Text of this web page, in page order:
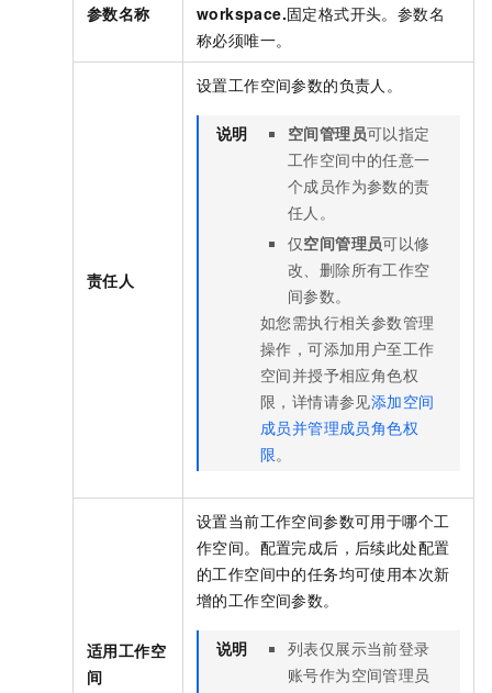
参数名称
workspace.固定格式开头。参数名
称必须唯一。
责任人
设置工作空间参数的负责人。
说明 空间管理员可以指定
工作空间中的任意一
个成员作为参数的责
任人。
仅空间管理员可以修
改、删除所有工作空
间参数。
如您需执行相关参数管理
操作，可添加用户至工作
空间并授予相应角色权
限，详情请参见添加空间
成员并管理成员角色权
限。
适用工作空
间
设置当前工作空间参数可用于哪个工
作空间。配置完成后，后续此处配置
的工作空间中的任务均可使用本次新
增的工作空间参数。
说明
列表仅展示当前登录
账号作为空间管理员